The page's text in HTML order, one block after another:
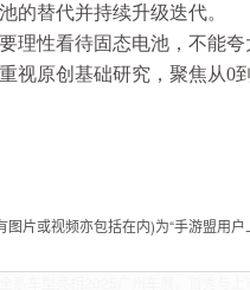
的替代并持续升级迭代。
理性看待固态电池，不能
视原创基础研究，聚焦从0
图片或视频亦包括在内)为“手游盟用